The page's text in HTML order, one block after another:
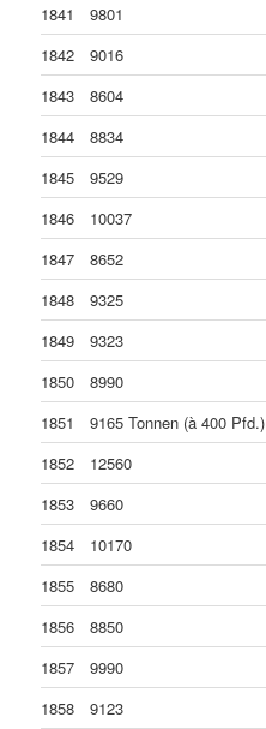
1841
9801
1842
9016
1843
8604
1844
8834
1845
9529
1846
10037
1847
8652
1848
9325
1849
9323
1850
8990
1851
9165 Tonnen (à 400 Pfd.)
1852
12560
1853
9660
1854
10170
1855
8680
1856
8850
1857
9990
1858
9123